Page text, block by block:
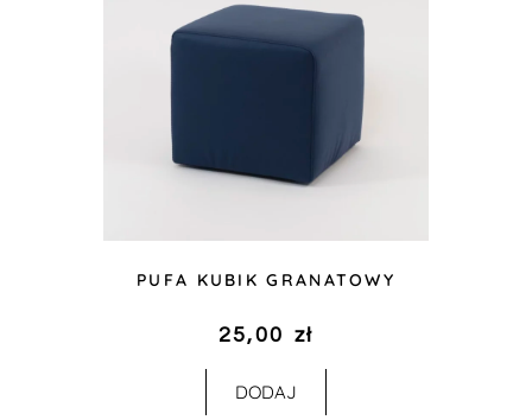
PUFA KUBIK GRANATOWY
25,00 zł
DODAJ